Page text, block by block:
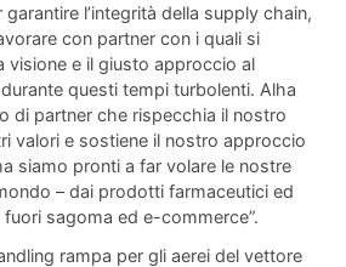
l’integrità della supply chain,
con partner con i quali si
visione e il giusto approccio al
questi tempi turbolenti. Alha
di partner che rispecchia il nostro
valori e sostiene il nostro approccio
siamo pronti a far volare le nostre
– dai prodotti farmaceutici ed
sagoma ed e-commerce”.
rampa per gli aerei del vettore